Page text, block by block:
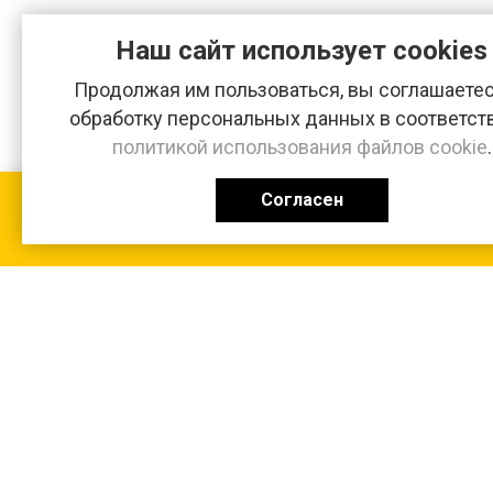
Наш сайт использует cookies
Продолжая им пользоваться, вы
обработку персональных данных в
политикой использования файлов cookie.
Согласен